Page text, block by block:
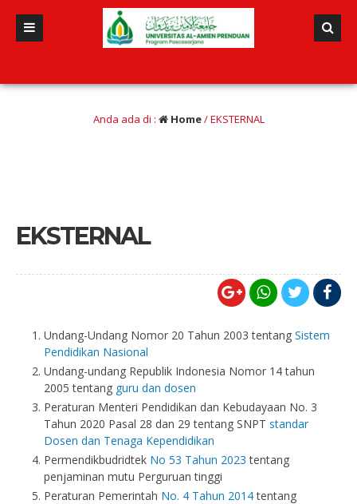
Bereputasi
Anda ada di : Home/EKSTERNAL
EKSTERNAL
Undang-Undang Nomor 20 Tahun 2003 tentang Sistem
Pendidikan Nasional
Undang-undang Republik Indonesia Nomor 14 tahun
2005 tentang guru dan dosen
Peraturan Menteri Pendidikan dan Kebudayaan No. 3
Tahun 2020 Pasal 28 dan 29 tentang SNPT standar
Dosen dan Tenaga Kependidikan
Permendikbudridtek No 53 Tahun 2023 tentang
penjaminan mutu Perguruan tinggi
Peraturan Pemerintah No. 4 Tahun 2014tentang